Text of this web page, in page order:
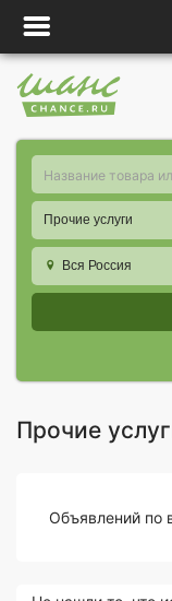
Прочие услуги
Вся Россия
Прочие
Объявлений по